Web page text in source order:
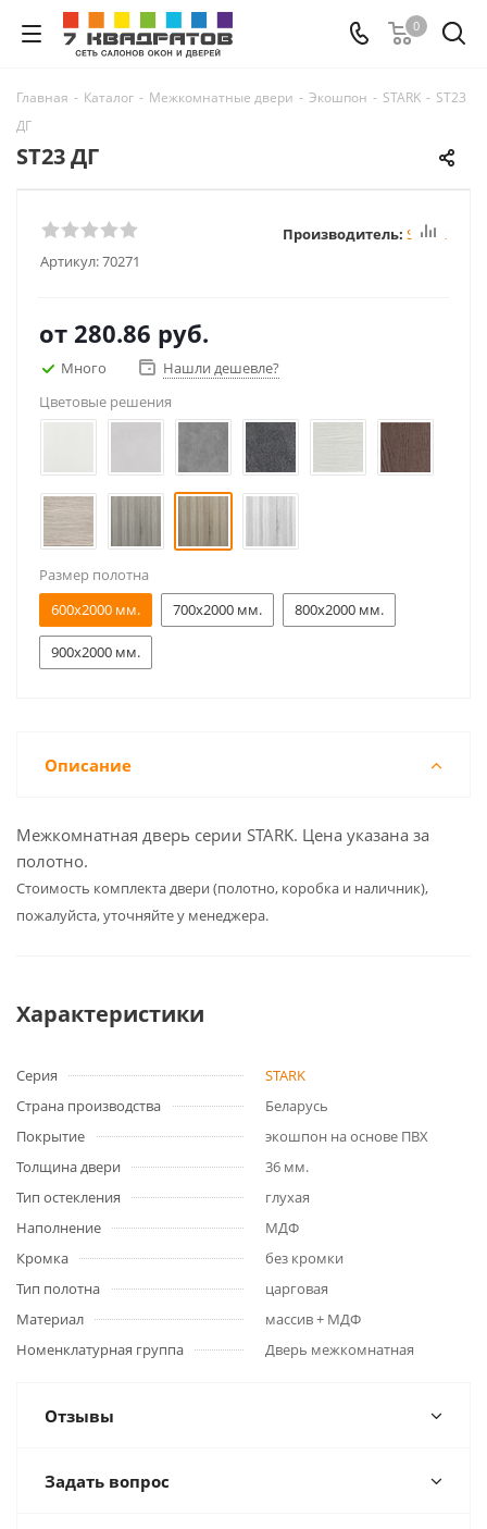
0
Главная - Каталог - Межкомнатные двери - Экошпон - STARK - ST23
ДГ
ST23 ДГ
Артикул:70271
Производитель: STARK
от 280.86 руб.
Много
Нашли дешевле?
Цветовые решения
Размер полотна
600x2000 мм.
700x2000 мм. 800x2000 мм.
900x2000 мм.
Описание
Межкомнатная дверь серии STARK. Цена указана за
полотно.
Cтоимость комплекта двери (полотно, коробка и наличник),
пожалуйста, уточняйте у менеджера.
Характеристики
Серия
STARK
Страна производства
Беларусь
Покрытие
экошпон на основе ПВХ
Толщина двери
36 мм.
Тип остекления
глухая
Наполнение
МДФ
Кромка
без кромки
Тип полотна
царговая
Материал
массив + МДФ
Номенклатурная группа
Дверь межкомнатная
Отзывы
Задать вопрос